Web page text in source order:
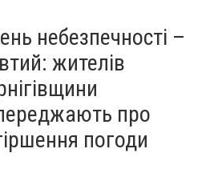
небезпечності –
жителів
про
погоди